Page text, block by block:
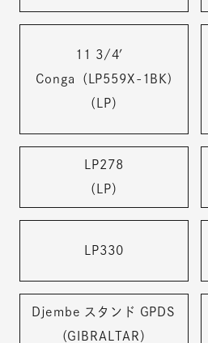
11 3/4′
Conga（LP559X-1BK)
（LP）
LP278
（LP）
LP330
Djembe スタンド GPDS
（GIBRALTAR）